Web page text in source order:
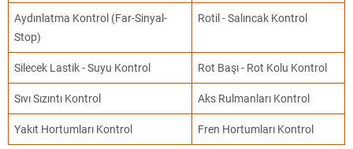
Aydınlatma Kontrol (Far-Sinyal-
Stop)
Rotil - Salıncak Kontrol
Silecek Lastik - Suyu Kontrol Rot Başı - Rot Kolu Kontrol
Sıvı Sızıntı Kontrol Aks Rulmanları Kontrol
Yakıt Hortumları Kontrol Fren Hortumları Kontrol